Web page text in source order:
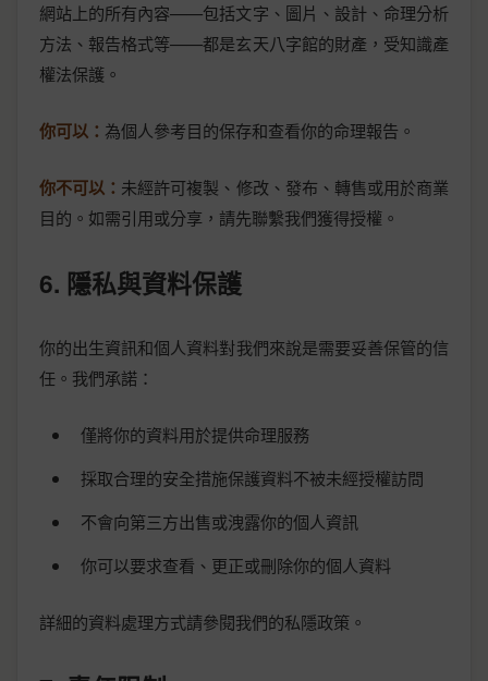
網站上的所有內容——包括文字、圖片、設計、命理分析
方法、報告格式等——都是玄天八字館的財產，受知識產
權法保護。
你可以： 為個人參考目的保存和查看你的命理報告。
你不可以： 未經許可複製、修改、發布、轉售或用於商業
目的。如需引用或分享，請先聯繫我們獲得授權。
6. 隱私與資料保護
你的出生資訊和個人資料對我們來說是需要妥善保管的信
任。我們承諾：
僅將你的資料用於提供命理服務
採取合理的安全措施保護資料不被未經授權訪問
不會向第三方出售或洩露你的個人資訊
你可以要求查看、更正或刪除你的個人資料
詳細的資料處理方式請參閱我們的私隱政策。